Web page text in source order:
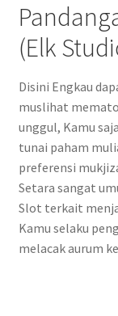
(Elk
Disini Engkau
muslihat
unggul, Kamu
tunai paham
preferensi
Setara sangat
Slot terkait
Kamu selaku
melacak aurum